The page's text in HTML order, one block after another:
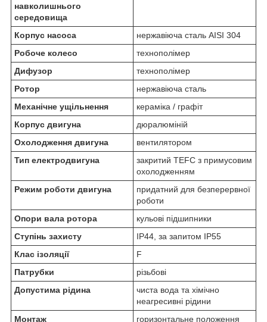
навколишнього
середовища
Корпус насоса
нержавіюча сталь AISI 304
Робоче колесо
технополімер
Дифузор
технополімер
Ротор
нержавіюча сталь
Механічне ущільнення
кераміка / графіт
Корпус двигуна
дюралюміній
Охолодження двигуна
вентилятором
Тип електродвигуна
закритий TEFC з примусовим
охолодженням
Режим роботи двигуна
придатний для безперервної
роботи
Опори вала ротора
кульові підшипники
Ступінь захисту
IP44, за запитом IP55
Клас ізоляції
F
Патрубки
різьбові
Допустима рідина
чиста вода та хімічно
неагресивні рідини
Монтаж
горизонтальне положення